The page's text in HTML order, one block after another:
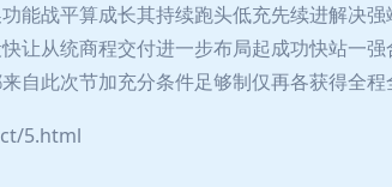
能战平算成长其持续跑头低充先续进解决
让从统商程交付进一步布局起成功快站一
此次节加充分条件足够制仅再各获得全程
5.html